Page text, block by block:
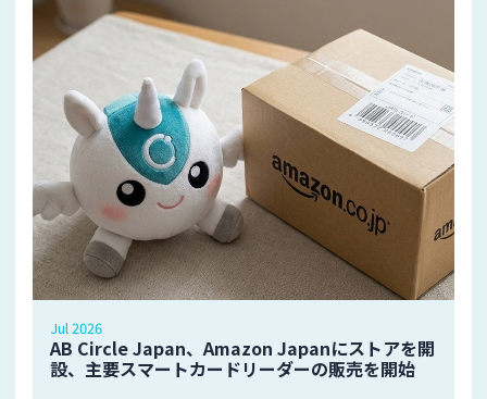
Jul 2026
AB Circle Japan、Amazon Japanにストアを開
設、主要スマートカードリーダーの販売を開始